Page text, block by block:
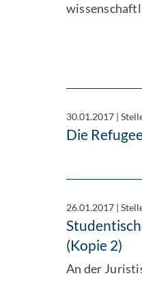
30.01.2017 |
Die
26.01.2017 |
(Kopie 2)
An der